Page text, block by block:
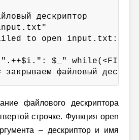
дескриптор
to open input.txt:
$_" while(<FID>);
файловый
файлового дескриптора
строчке. Функция open
– дескриптор и имя